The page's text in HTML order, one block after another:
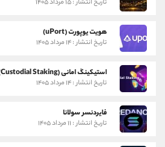
تاریخ انتشار : ۱۵ مرداد ۱۴۰۵
هویت یوپورت (uPort)
تاریخ انتشار : ۱۴ مرداد ۱۴۰۵
استیکینگ امانی (Custodial Staking)
تاریخ انتشار : ۱۴ مرداد ۱۴۰۵
فایردنسر سولانا
تاریخ انتشار : ۱۱ مرداد ۱۴۰۵